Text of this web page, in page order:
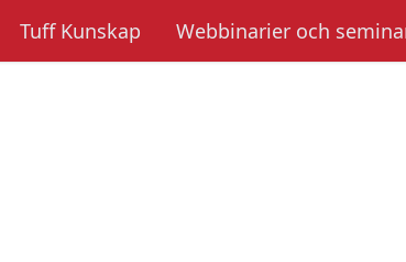
Tuff Kunskap Webbinarier och